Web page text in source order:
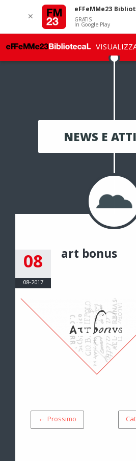
NEWS E
08
08-2017
art bonus
← Prossimo
✕
eFFeMMe23
GRATIS
In Google Play